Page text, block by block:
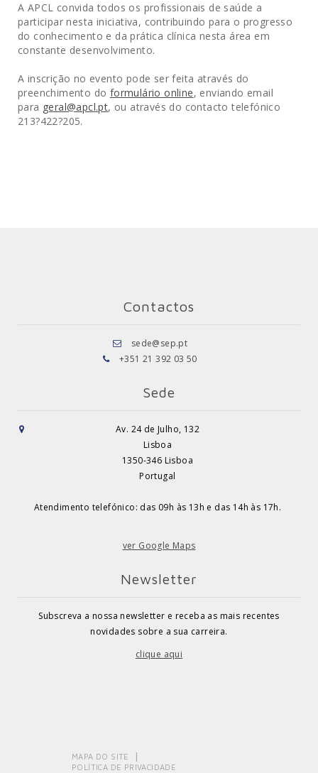
A APCL convida todos os profissionais de saúde a
participar nesta iniciativa, contribuindo para o progresso
do conhecimento e da prática clínica nesta área em
constante desenvolvimento.
A inscrição no evento pode ser feita através do
preenchimento do formulário online, enviando email
para geral@apcl.pt, ou através do contacto telefónico
213?422?205.
Contactos
sede@sep.pt
+351 21 392 03 50
Sede
Av. 24 de Julho, 132
Lisboa
1350-346 Lisboa
Portugal
Atendimento telefónico: das 09h às 13h e das 14h às 17h.
ver Google Maps
Newsletter
Subscreva a nossa newsletter e receba as mais recentes
novidades sobre a sua carreira.
clique aqui
MAPA DO SITE
POLÍTICA DE PRIVACIDADE